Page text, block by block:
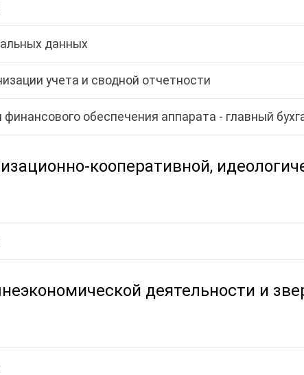
данных
учета и сводной отчетности
обеспечения аппарата - главный
кооперативной,
деятельности и